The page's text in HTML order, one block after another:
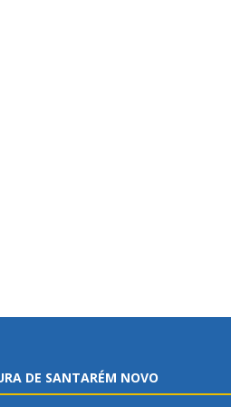
DE SANTARÉM NOVO